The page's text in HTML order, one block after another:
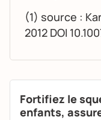
(1) source :
2012 DOI
Fortifiez le
enfants,